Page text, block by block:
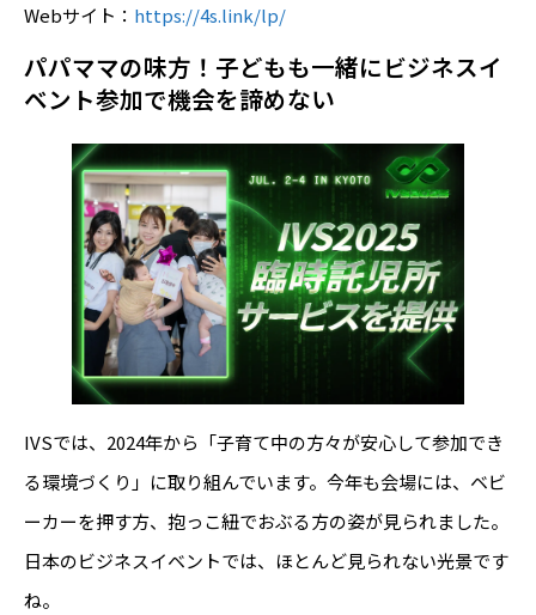
Webサイト： https://4s.link/lp/
パパママの味方！子どもも一緒にビジネスイ
ベント参加で機会を諦めない
IVSでは、2024年から「子育て中の方々が安心して参加でき
る環境づくり」に取り組んでいます。今年も会場には、ベビ
ーカーを押す方、抱っこ紐でおぶる方の姿が見られました。
日本のビジネスイベントでは、ほとんど見られない光景です
ね。